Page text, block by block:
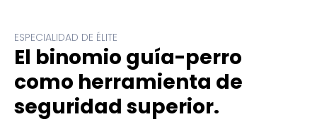
ESPECIALIDAD DE ÉLITE
El binomio guía-perro
como herramienta de
seguridad superior.